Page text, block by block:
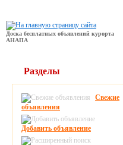
Доска бесплатных объявлений курорта
АНАПА
Разделы
Свежие
объявления
Добавить объявление